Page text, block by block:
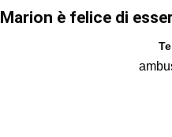
Marion è felice di